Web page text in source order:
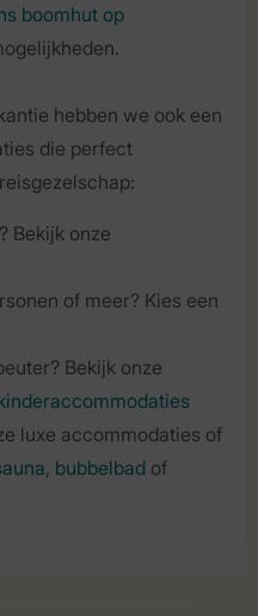
boomhut op
hebben we ook een
die perfect
Bekijk onze
of meer? Kies een
Bekijk onze
luxe accommodaties of
, bubbelbad of